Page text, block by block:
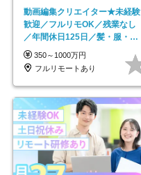
動画編集クリエイター★未経験
歓迎／フルリモOK／残業なし
／年間休日125日／髪・服・ネ
イル自由／研修充実で安心
350～1000万円
フルリモートあり